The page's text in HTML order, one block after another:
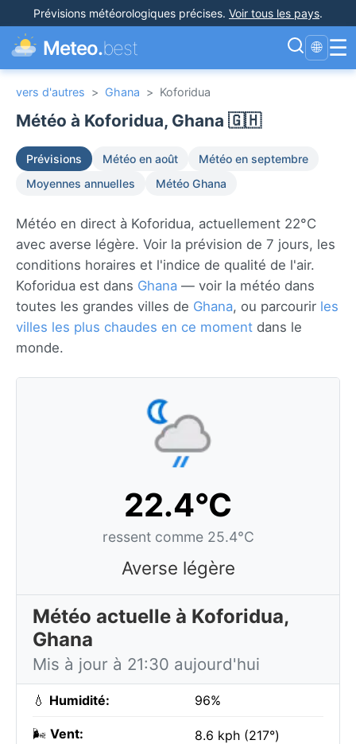
Prévisions météorologiques précises. Voir tous les pays.
Meteo.best 🌐 ☰
vers d'autres > Ghana > Koforidua
Météo à Koforidua, Ghana 🇬🇭
Prévisions Météo en août
Météo en septembre
Moyennes annuelles
Météo Ghana
Météo en direct à Koforidua, actuellement 22°C
avec averse légère. Voir la prévision de 7 jours, les
conditions horaires et l'indice de qualité de l'air.
Koforidua est dans Ghana — voir la météo dans
toutes les grandes villes de Ghana, ou parcourir les
villes les plus chaudes en ce moment dans le
monde.
22.4°C
ressent comme 25.4°C
Averse légère
Météo actuelle à Koforidua,
Ghana
Mis à jour à 21:30 aujourd'hui
💧 Humidité: 96%
🌬️ Vent: 8.6 kph (217°)